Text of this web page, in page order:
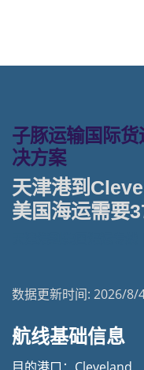
子豚运输国际
决方案
天津港到
美国海运需要
数据更新时间: 2026/8/
航线基础信息